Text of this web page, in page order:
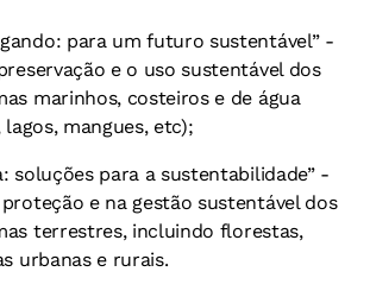
para um futuro sustentável” -
e o uso sustentável dos
marinhos, costeiros e de água
lagos, mangues, etc);
soluções para a sustentabilidade” -
e na gestão sustentável dos
terrestres, incluindo florestas,
urbanas e rurais.